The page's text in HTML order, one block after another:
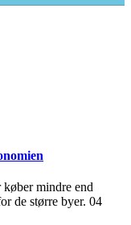
mindre end
de større byer. 04